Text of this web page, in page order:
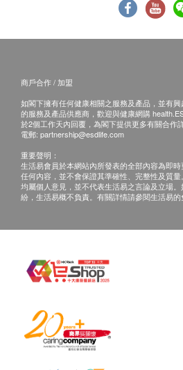
限公司保留最後決定權。
途。當閣下身體健康出現任
諮詢有認可資格的醫生，作
本服務/產品由商戶提供
health.ESDlife】並沒有經營
有關此服務/產品的錯漏或延
產品而引致的損失、損害、
網購health.ESDlife概不負
商戶合作 / 加盟
如閣下擁有任何健康相關之服務及產品，並有
的服務及產品供應商，歡迎與健康網購
於2個工作天內回覆，為閣下提供更多有關合作詳
電郵: partnership@esdlife.com
重要聲明：
生活易會員於本網站內所發表的全部內容為即
任何內容，並不會保證其準確性、完整性及質
均屬個人意見，並不代表生活易之言論及立場
紛，生活易概不負責。有關詳情請參閱生活易的